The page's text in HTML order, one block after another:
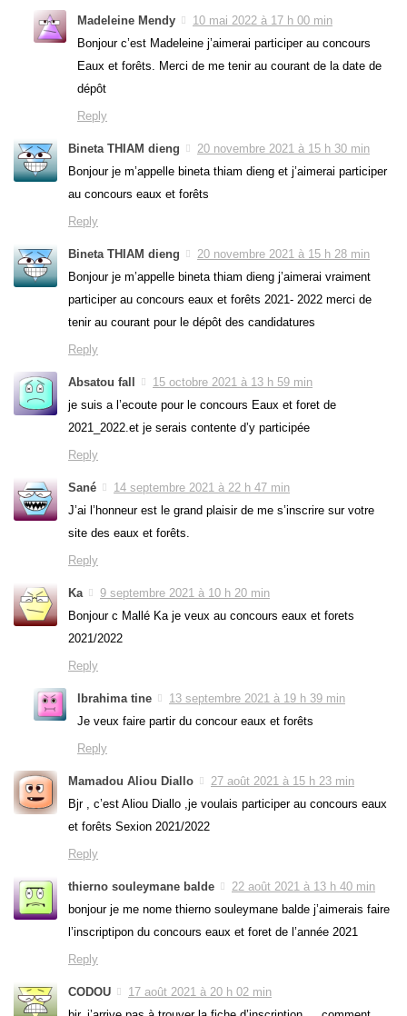
Madeleine Mendy
10 mai 2022 à 17 h 00 min
Bonjour c’est Madeleine j’aimerai participer au concours
Eaux et forêts. Merci de me tenir au courant de la date de
dépôt
Reply
Bineta THIAM dieng
20 novembre 2021 à 15 h 30 min
Bonjour je m’appelle bineta thiam dieng et j’aimerai participer
au concours eaux et forêts
Reply
Bineta THIAM dieng
20 novembre 2021 à 15 h 28 min
Bonjour je m’appelle bineta thiam dieng j’aimerai vraiment
participer au concours eaux et forêts 2021- 2022 merci de
tenir au courant pour le dépôt des candidatures
Reply
Absatou fall
15 octobre 2021 à 13 h 59 min
je suis a l’ecoute pour le concours Eaux et foret de
2021_2022.et je serais contente d’y participée
Reply
Sané
14 septembre 2021 à 22 h 47 min
J’ai l’honneur est le grand plaisir de me s’inscrire sur votre
site des eaux et forêts.
Reply
Ka
9 septembre 2021 à 10 h 20 min
Bonjour c Mallé Ka je veux au concours eaux et forets
2021/2022
Reply
Ibrahima tine
13 septembre 2021 à 19 h 39 min
Je veux faire partir du concour eaux et forêts
Reply
Mamadou Aliou Diallo
27 août 2021 à 15 h 23 min
Bjr , c’est Aliou Diallo ,je voulais participer au concours eaux
et forêts Sexion 2021/2022
Reply
thierno souleymane balde
22 août 2021 à 13 h 40 min
bonjour je me nome thierno souleymane balde j’aimerais faire
l’inscriptipon du concours eaux et foret de l’année 2021
Reply
CODOU
17 août 2021 à 20 h 02 min